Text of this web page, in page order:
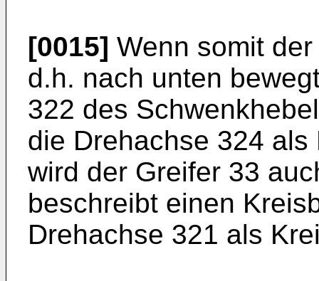
[0015] Wenn somit
d.h. nach unten
322 des
die Drehachse 324
wird der Greifer 33
beschreibt einen
Drehachse 321 als